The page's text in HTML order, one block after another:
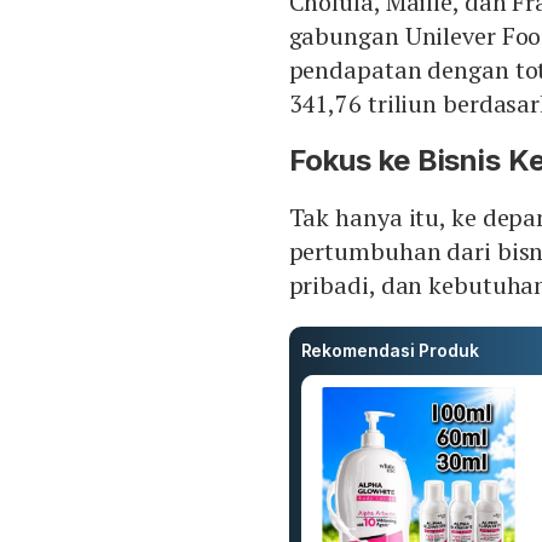
gabungan Unilever
pendapatan dengan
341,76 triliun
Fokus ke Bisnis
Tak hanya itu, ke
pertumbuhan dari
pribadi, dan
Rekomendasi Produk